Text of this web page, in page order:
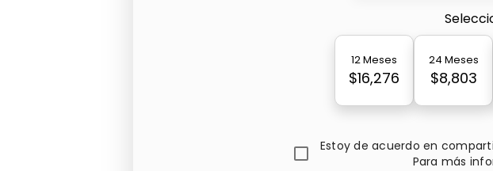
12 Meses
$16,276
24 Meses
$8,803
Estoy de acuerdo en
Para más